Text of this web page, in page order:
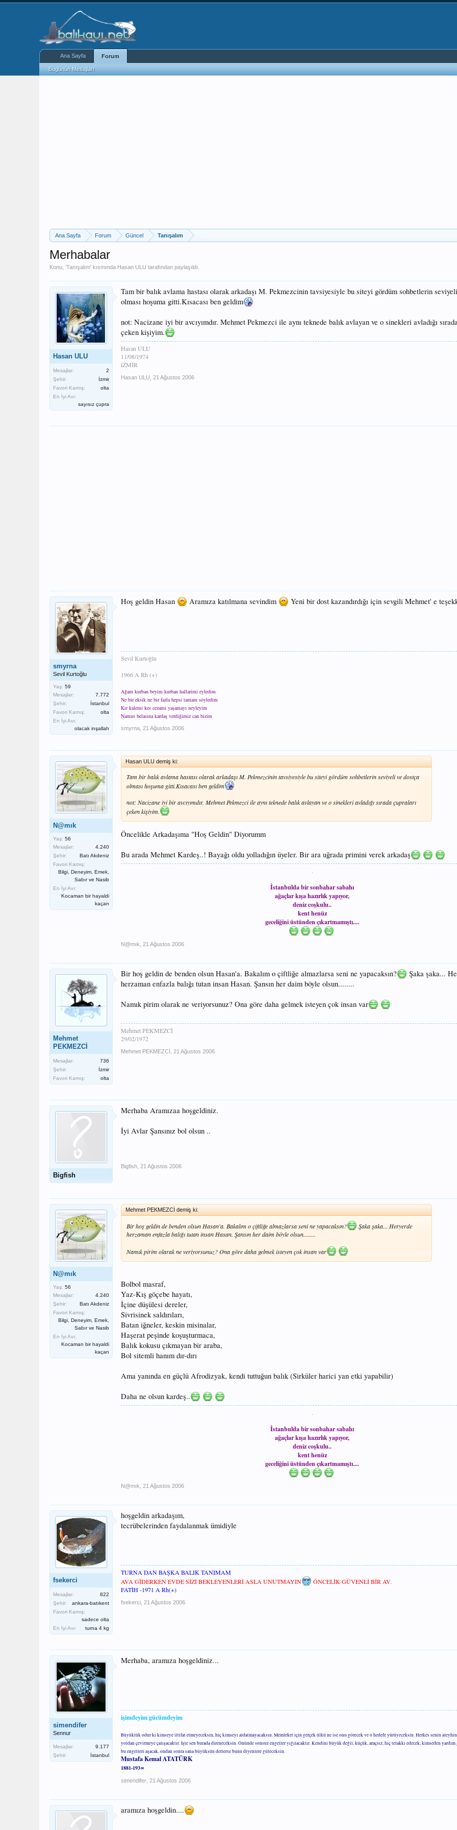
Ana Sayfa Forum Güncel Tanışalım
Merhabalar
Konu, 'Tanışalım' kısmında Hasan ULU tarafından paylaşıldı.
Hasan ULU
Mesajlar:
2
Şehir:
İzmir
Favori Kamış:
olta
En İyi Avı:
sayısız çupra
Tam bir balık avlama hastası olarak arkadaşı M. Pekmezcinin tavsiyesiyle bu siteyi gördüm sohbetlerin
olması hoşuma gitti.Kısacası ben geldim
not: Nacizane iyi bir avcıyımdır. Mehmet Pekmezci ile aynı teknede balık avlayan ve o sinekleri avladığı
çeken kişiyim.
Hasan ULU
11/08/1974
iZMİR
Hasan ULU 21 Ağustos 2006
smyrna
Sevil Kurtoğlu
Yaş: 59
Mesajlar:
7.772
Şehir:
İstanbul
Favori Kamış:
olta
En İyi Avı:
olacak inşallah
Hoş geldin Hasan Aramıza katılmana sevindim Yeni bir dost kazandırdığı için sevgili Mehmet' e
Sevil Kurtoğlu
1966 A Rh (+)
Ağam kurban beyim kurban hallarimi eyledim
Ne bir eksik ne bir fazla hepsi tamam söyledim
Kır kalemi kes cezamı yaşamayı neyleyim
Namus belasına kardaş verdiğimiz can bizim
smyrna 21 Ağustos 2006
N@mık
Yaş: 56
Mesajlar:
4.240
Şehir:
Batı Akdeniz
Favori Kamış:
Bilgi, Deneyim, Emek,
Sabır ve Nasib
En İyi Avı:
Kocaman bir hayaldi
kaçan
Hasan ULU demiş ki:
Tam bir balık avlama hastası olarak arkadaşı M. Pekmezcinin tavsiyesiyle bu siteyi gördüm sohbetlerin seviyeli ve dostça
olması hoşuma gitti.Kısacası ben geldim
not: Nacizane iyi bir avcıyımdır. Mehmet Pekmezci ile aynı teknede balık avlayan ve o sinekleri avladığı sırada çupraları
çeken kişiyim.
Öncelikle Arkadaşıma "Hoş Geldin" Diyorumm
Bu arada Mehmet Kardeş..! Bayağı oldu yolladığın üyeler. Bir ara uğrada primini verek arkadaş
İstanbulda bir sonbahar sabahı
ağaçlar kışa hazırlık yapıyor,
deniz coşkulu..
kent henüz
geceliğini üstünden çıkartmamıştı....
N@mık 21 Ağustos 2006
Mehmet
PEKMEZCİ
Mesajlar:
736
Şehir:
İzmir
Favori Kamış:
olta
Bir hoş geldin de benden olsun Hasan'a. Bakalım o çiftliğe almazlarsa seni ne yapacaksın?
Şaka şaka...
herzaman enfazla balığı tutan insan Hasan. Şansın her daim böyle olsun........
Namık pirim olarak ne veriyorsunuz? Ona göre daha gelmek isteyen çok insan var
Mehmet PEKMEZCİ
29/02/1972
Mehmet PEKMEZCİ 21 Ağustos 2006
Bigfish
Merhaba Aramızaa hoşgeldiniz.
İyi Avlar Şansınız bol olsun ..
Bigfish 21 Ağustos 2006
N@mık
Yaş: 56
Mesajlar:
4.240
Şehir:
Batı Akdeniz
Favori Kamış:
Bilgi, Deneyim, Emek,
Sabır ve Nasib
En İyi Avı:
Kocaman bir hayaldi
kaçan
Mehmet PEKMEZCİ demiş ki:
Bir hoş geldin de benden olsun Hasan'a. Bakalım o çiftliğe almazlarsa seni ne yapacaksın?
Şaka şaka... Heryerde
herzaman enfazla balığı tutan insan Hasan. Şansın her daim böyle olsun........
Namık pirim olarak ne veriyorsunuz? Ona göre daha gelmek isteyen çok insan var
Bolbol masraf,
Yaz-Kış göçebe hayatı,
İçine düşülesi dereler,
Sivrisinek saldırıları,
Batan iğneler, keskin misinalar,
Haşerat peşinde koşuşturmaca,
Balık kokusu çıkmayan bir araba,
Bol sitemli hanım dır-dırı
Ama yanında en güçlü Afrodizyak, kendi tuttuğun balık (Sirküler harici yan etki yapabilir)
Daha ne olsun kardeş..
.
İstanbulda bir sonbahar sabahı
ağaçlar kışa hazırlık yapıyor,
deniz coşkulu..
kent henüz
geceliğini üstünden çıkartmamıştı....
N@mık 21 Ağustos 2006
fsekerci
Mesajlar:
822
Şehir:
ankara-batıkent
Favori Kamış:
sadece olta
En İyi Avı:
turna 4 kg
hoşgeldin arkadaşım,
tecrübelerinden faydalanmak ümidiyle
TURNA DAN BAŞKA BALIK TANIMAM
AVA GİDERKEN EVDE SİZİ BEKLEYENLERİ ASLA UNUTMAYIN
ÖNCELİK GÜVENLİ BİR AV.
FATİH -1971 A Rh(+)
fsekerci 21 Ağustos 2006
simendifer
Sennur
Mesajlar:
9.177
Şehir:
İstanbul
Merhaba, aramıza hoşgeldiniz...
işimdeyim gücümdeyim
Büyüklük odur ki kimseye iltifat etmeyeceksin, hiç kimseyi aldatmayacaksın. Memleket için gerçek ülkü ne ise onu görecek ve o hedefe yürüyeceksin. Herkes senin
yoldan çevirmeye çalışacaktır. İşte sen burada direneceksin. Önünde sonsuz engeller yığılacaktır. Kendini büyük değil, küçük, araçsız, hiç telakki edecek, kimseden
bu engelleri aşacak, ondan sonra sana büyüksün derlerse bunu diyenlere güleceksin.
Mustafa Kemal ATATÜRK
1881-193∞
simendifer 21 Ağustos 2006
aramıza hoşgeldin....
Ana Sayfa Forum
Bugünün Mesajları